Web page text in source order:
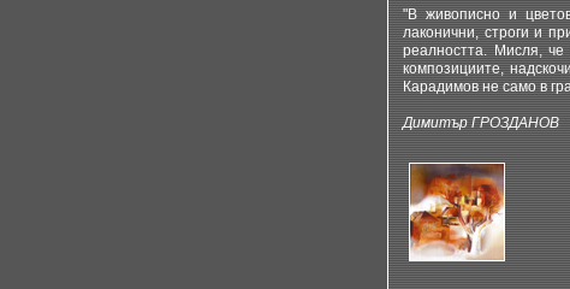
"В живописно и
лаконични, строги и
реалността. Мисля,
композициите,
Карадимов не само в
Димитър ГРОЗДАНОВ